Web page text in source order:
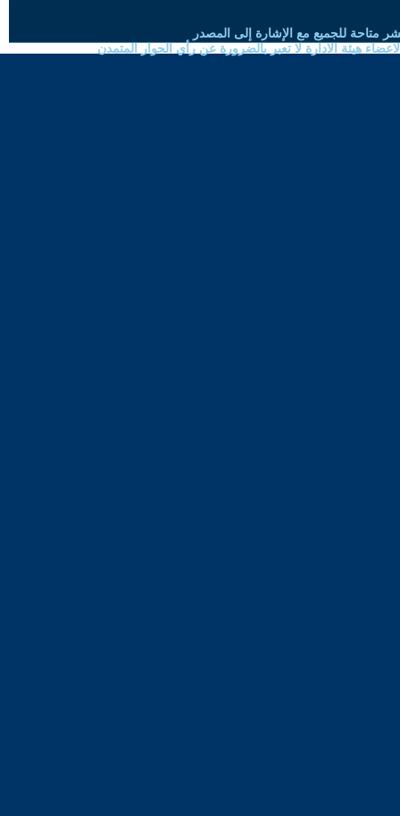
متاحة للجميع مع الإشارة إلى المصدر
هيئة الادارة لا تعبر بالضرورة عن رأي الحوار المتمدن